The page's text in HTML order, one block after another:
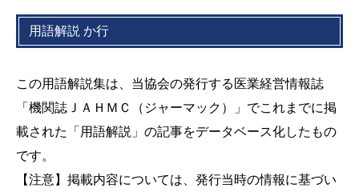
用語解説 か行
この用語解説集は、当協会の発行する医業経営情報誌
「機関誌ＪＡＨＭＣ（ジャーマック）」でこれまでに掲
載された「用語解説」の記事をデータベース化したもの
です。
【注意】掲載内容については、発行当時の情報に基づい